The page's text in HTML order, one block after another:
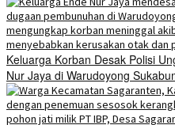
Keluarga Korban Desak Polisi
Nur Jaya di Warudoyong